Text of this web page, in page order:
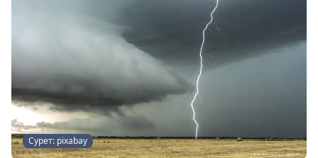
Сурет: pixabay